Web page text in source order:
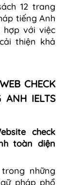
12 trang
tiếng Anh
hợp với việc
thiện khả
CHECK
ANH IELTS
check
toàn diện
những
pháp phổ